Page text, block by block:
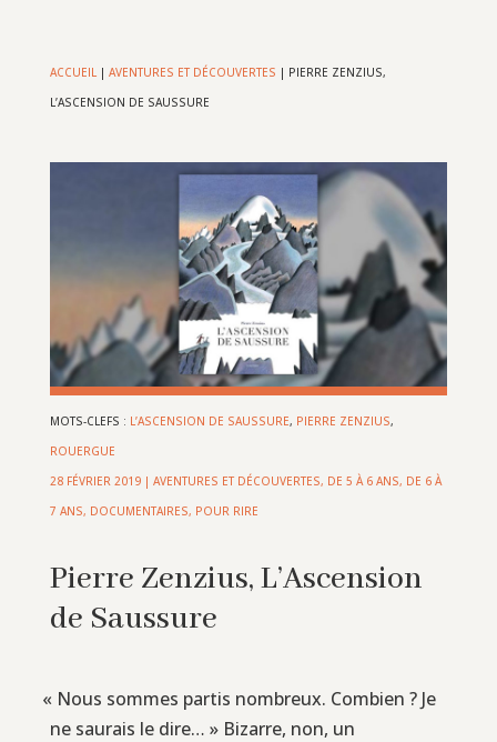
ACCUEIL| AVENTURES ET DÉCOUVERTES | PIERRE ZENZIUS,
L’ASCENSION DE SAUSSURE
MOTS-CLEFS : L’ASCENSION DE SAUSSURE, PIERRE ZENZIUS,
ROUERGUE
28 FÉVRIER 2019| AVENTURES ET DÉCOUVERTES, DE 5 À 6 ANS, DE 6 À
7 ANS, DOCUMENTAIRES, POUR RIRE
Pierre Zenzius, L’Ascension
de Saussure
« Nous sommes partis nombreux. Combien ? Je
ne saurais le dire… » Bizarre, non, un